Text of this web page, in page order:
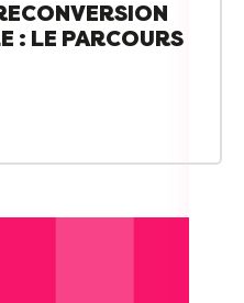
: LE PARCOURS